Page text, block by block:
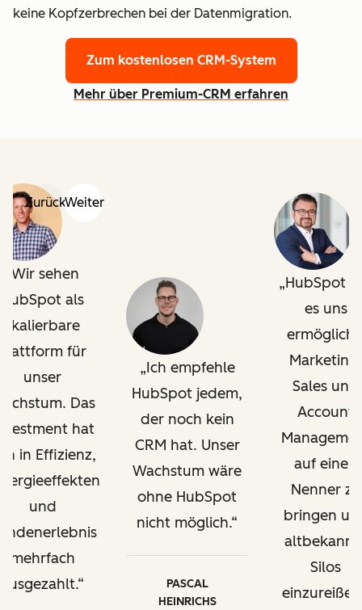
keine Kopfzerbrechen bei der Datenmigration.
Zum kostenlosen CRM-System
Mehr über Premium-CRM erfahren
ZurückWeiter
Wir sehen
HubSpot als
skalierbare
für
unser
Das
hat
in Effizienz,
und
mehrfach
ausgezahlt.
Ich empfehle
HubSpot jedem,
der noch kein
CRM hat. Unser
Wachstum wäre
ohne HubSpot
nicht möglich.
PASCAL
HEINRICHS
HubSpot
es uns
Marketing,
Sales und
Account
auf einen
Nenner zu
bringen
Silos